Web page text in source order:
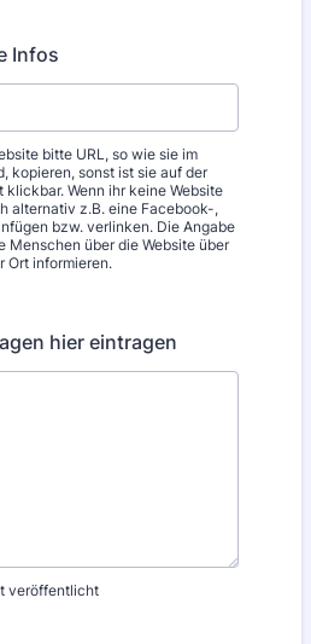
Infos
bitte URL, so wie sie im
kopieren, sonst ist sie auf der
Wenn ihr keine Website
alternativ z.B. eine Facebook-,
bzw. verlinken. Die Angabe
Menschen über die Website über
Ort informieren.
hier eintragen
veröffentlicht